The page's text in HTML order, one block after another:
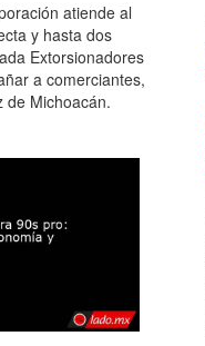
atiende al
y hasta dos
Extorsionadores
a comerciantes,
de Michoacán.